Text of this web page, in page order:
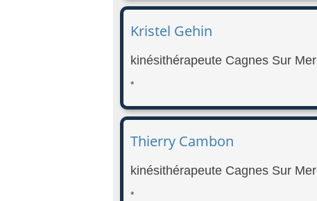
Kristel Gehin
kinésithérapeute Cagnes Sur Mer
*
Thierry Cambon
kinésithérapeute Cagnes Sur Mer
*